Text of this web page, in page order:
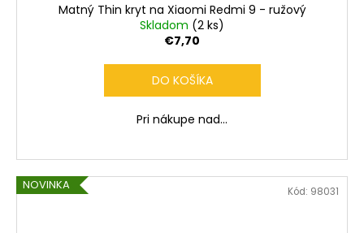
Matný Thin kryt na Xiaomi Redmi 9 - ružový
Skladom (2 ks)
€7,70
DO KOŠÍKA
Pri nákupe nad...
NOVINKA Kód: 98031